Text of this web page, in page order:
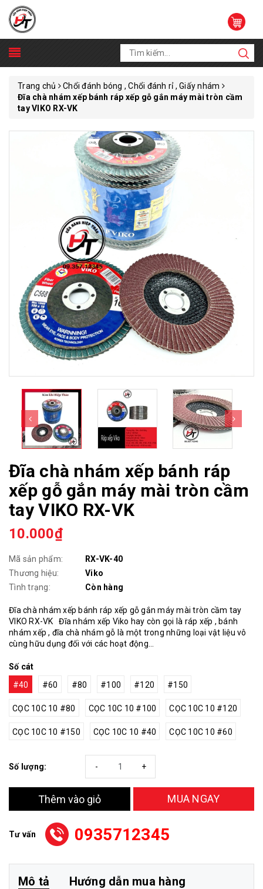
Trang chủ
Chổi đánh bóng , Chổi đánh rỉ , Giấy nhám
Đĩa chà nhám xếp bánh ráp xếp gỗ gắn máy mài tròn cầm
tay VIKO RX-VK
Đĩa chà nhám xếp bánh ráp
xếp gỗ gắn máy mài tròn cầm
tay VIKO RX-VK
10.000₫
Mã sản phẩm:
RX-VK-40
Thương hiệu:
Viko
Tình trạng:
Còn hàng
Đĩa chà nhám xếp bánh ráp xếp gỗ gắn máy mài tròn cầm tay
VIKO RX-VK Đĩa nhám xếp Viko hay còn gọi là ráp xếp , bánh
nhám xếp , đĩa chà nhám gỗ là một trong những loại vật liệu vô
cùng hữu dụng đối với các hoạt động...
Số cát
#40
#60 #80 #100 #120 #150
CỌC 10C 10 #80 CỌC 10C 10 #100 CỌC 10C 10 #120
CỌC 10C 10 #150 CỌC 10C 10 #40 CỌC 10C 10 #60
Số lượng: +
-
Thêm vào giỏ MUA NGAY
Tư vấn 0935712345
Mô tả Hướng dẫn mua hàng